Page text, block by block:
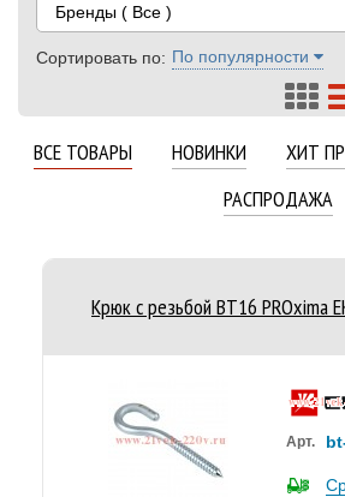
Бренды ( Все )
Сортировать по: По популярности
ВСЕ ТОВАРЫ НОВИНКИ ХИТ
РАСПРОДАЖА
Крюк с резьбой ВТ16 PROxima
Арт.